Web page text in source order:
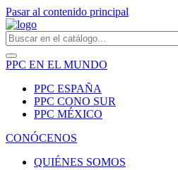
Pasar al contenido principal
PPC EN EL MUNDO
PPC ESPAÑA
PPC CONO SUR
PPC MÉXICO
CONÓCENOS
QUIÉNES SOMOS